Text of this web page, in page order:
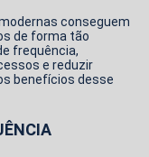
conseguem
de forma tão
frequência,
e reduzir
benefícios desse